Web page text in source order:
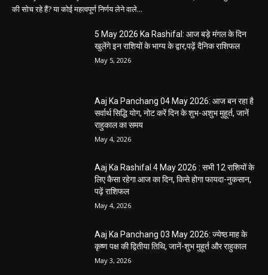
खुलेंगे इन राशियों के भाग्य के द्वार,पढ़ें दैनिक राशिफल
May 5, 2026
सर्वार्थ सिद्धि योग, नोट करें दिन के शुभ-अशुभ मुहूर्त, जानें
राहुकाल का समय
May 4, 2026
लिए कैसा रहेगा आज का दिन, किसे होगा फायदा-नुकसान,
पढ़ें राशिफल
May 4, 2026
कृष्ण पक्ष की द्वितीया तिथि, जानें-शुभ मुहूर्त और राहुकाल
May 3, 2026